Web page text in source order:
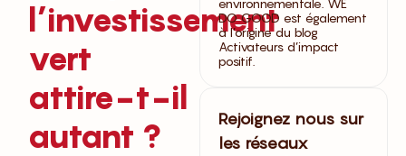
l’investissement
vert
attire-t-il
autant ?
environnementale. WE
DO GOOD est également
à l’origine du blog
Activateurs d’impact
positif.
Rejoignez nous sur
les réseaux